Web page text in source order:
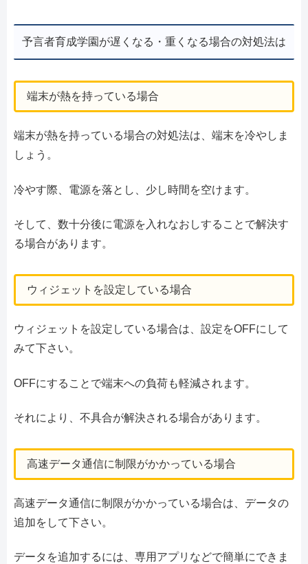
予言者育成学園が遅くなる・重くなる場合の対処法は
端末が熱を持っている場合
端末が熱を持っている場合の対処法は、端末を冷やしま
しょう。
冷やす際、電源を落とし、少し時間を空けます。
そして、数十分後に電源を入れなおしすることで解決す
る場合があります。
ウィジェットを設定している場合
ウィジェットを設定している場合は、設定をOFFにして
みて下さい。
OFFにすることで端末への負荷も軽減されます。
それにより、不具合が解決される場合があります。
高速データ通信に制限がかかっている場合
高速データ通信に制限がかかっている場合は、データの
追加をして下さい。
データを追加するには、専用アプリなどで簡単にできま